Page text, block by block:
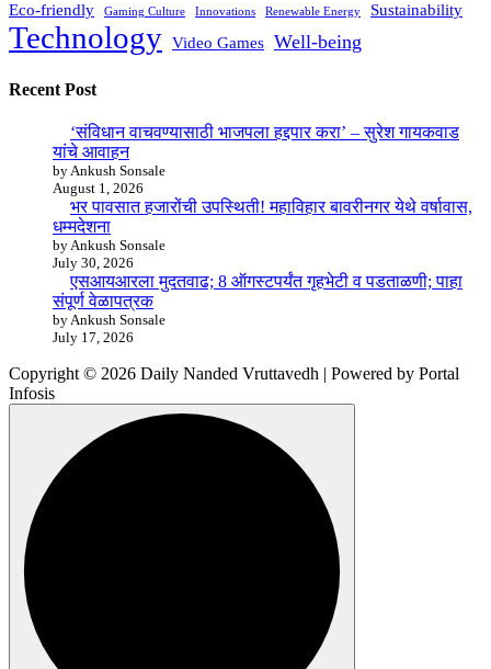
Eco-friendly Gaming Culture Innovations Renewable Energy Sustainability
Technology Video Games Well-being
Recent Post
‘संविधान वाचवण्यासाठी भाजपला हद्दपार करा’ – सुरेश गायकवाड
यांचे आवाहन
by Ankush Sonsale
August 1, 2026
भर पावसात हजारोंची उपस्थिती! महाविहार बावरीनगर येथे वर्षावास,
धम्मदेशना
by Ankush Sonsale
July 30, 2026
एसआयआरला मुदतवाढ; 8 ऑगस्टपर्यंत गृहभेटी व पडताळणी; पाहा
संपूर्ण वेळापत्रक
by Ankush Sonsale
July 17, 2026
Copyright © 2026 Daily Nanded Vruttavedh | Powered by Portal
Infosis